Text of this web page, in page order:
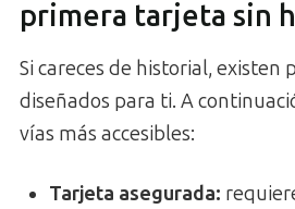
primera tarjeta sin
Si careces de historial, existen
diseñados para ti. A
vías más accesibles:
Tarjeta asegurada: